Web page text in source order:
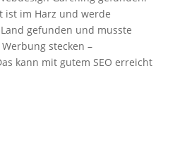
ist im Harz und werde
gefunden und musste
stecken –
kann mit gutem SEO erreicht